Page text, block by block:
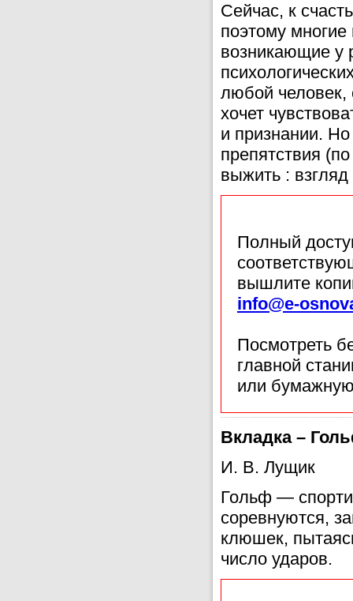
Сейчас, к
поэтому многие
возникающие у
любой человек,
хочет
и признании.
препятствия
выжить :
Полный
вышлите
info@e-
Посмотреть
главной
или
Вкладка –
И. В. Лущик
Гольф —
соревнуются,
клюшек,
число ударов.